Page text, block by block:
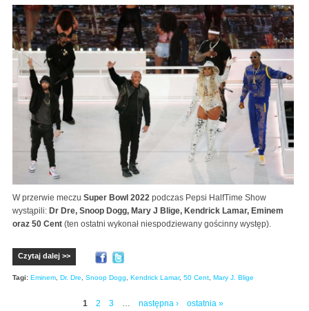
W przerwie meczu Super Bowl 2022 podczas Pepsi HalfTime Show
wystąpili: Dr Dre, Snoop Dogg, Mary J Blige, Kendrick Lamar, Eminem
oraz 50 Cent (ten ostatni wykonał niespodziewany gościnny występ).
Czytaj dalej >>
Tagi: Eminem Dr. Dre Snoop Dogg Kendrick Lamar, 50 Cent Mary J. Blige
1 2 3 … następna › ostatnia »